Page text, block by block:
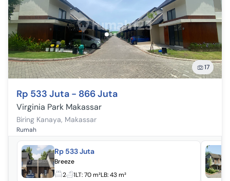
17
Rp 533 Juta - 866 Juta
Virginia Park Makassar
Biring Kanaya, Makassar
Rumah
Rp 533 Juta
Breeze
2
1LT:70 m²LB:43 m²